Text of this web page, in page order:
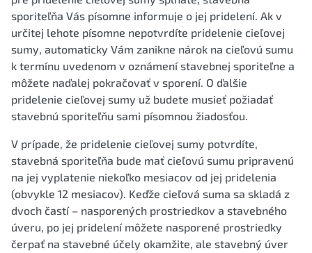
sporiteľňa Vás písomne informuje o jej pridelení. Ak v
určitej lehote písomne nepotvrdíte pridelenie cieľovej
sumy, automaticky Vám zanikne nárok na cieľovú sumu
k termínu uvedenom v oznámení stavebnej sporiteľne a
môžete naďalej pokračovať v sporení. O ďalšie
pridelenie cieľovej sumy už budete musieť požiadať
stavebnú sporiteľňu sami písomnou žiadosťou.
V prípade, že pridelenie cieľovej sumy potvrdíte,
stavebná sporiteľňa bude mať cieľovú sumu pripravenú
na jej vyplatenie niekoľko mesiacov od jej pridelenia
(obvykle 12 mesiacov). Keďže cieľová suma sa skladá z
dvoch častí – nasporených prostriedkov a stavebného
úveru, po jej pridelení môžete nasporené prostriedky
čerpať na stavebné účely okamžite, ale stavebný úver